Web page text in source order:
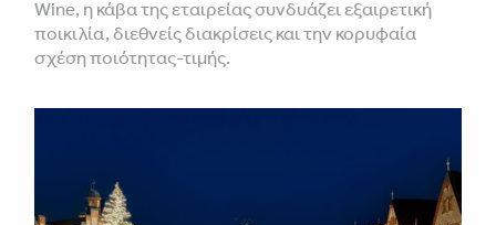
Wine, η κάβα της εταιρείας συνδυάζει εξαιρετική
ποικιλία, διεθνείς διακρίσεις και την κορυφαία
σχέση ποιότητας-τιμής.